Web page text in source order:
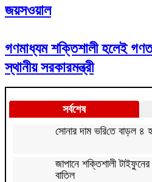
জয়সওয়াল
গণমাধ্যম শক্তিশালী হলেই
স্থানীয় সরকারমন্ত্রী
সর্বশেষ
সোনার দাম ভ‌রি‌তে বাড়ল ৪
জাপানে শক্তিশালী
বাতিল